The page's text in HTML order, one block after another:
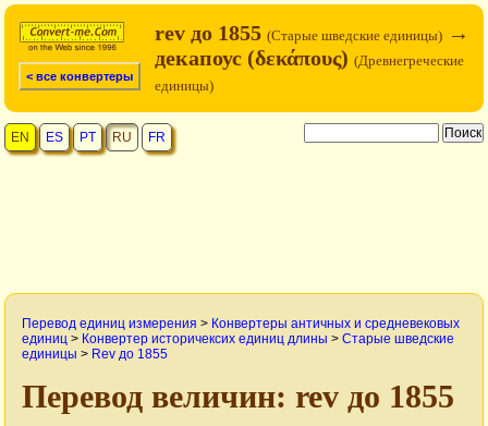
< все конвертеры
rev до 1855 (Старые шведские единицы) →
декапоус (δεκάπους) (Древнегреческие
единицы)
EN ES PT RU FR
Перевод единиц измерения > Конвертеры античных и средневековых
единиц > Конвертер историчексих единиц длины > Старые шведские
единицы > Rev до 1855
Перевод величин: rev до 1855